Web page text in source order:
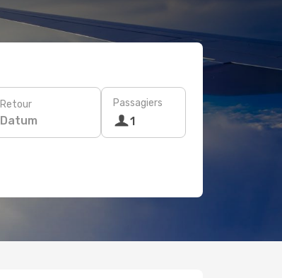
Retour
Datum
Passagiers
1